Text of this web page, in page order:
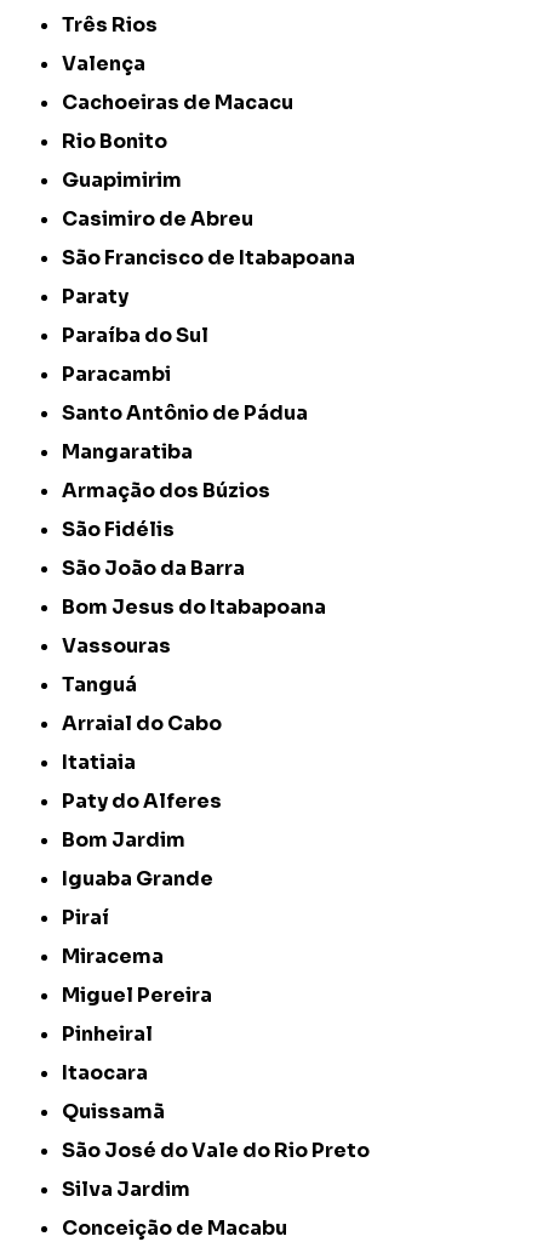
Três Rios
Valença
Cachoeiras de Macacu
Rio Bonito
Guapimirim
Casimiro de Abreu
São Francisco de Itabapoana
Paraty
Paraíba do Sul
Paracambi
Santo Antônio de Pádua
Mangaratiba
Armação dos Búzios
São Fidélis
São João da Barra
Bom Jesus do Itabapoana
Vassouras
Tanguá
Arraial do Cabo
Itatiaia
Paty do Alferes
Bom Jardim
Iguaba Grande
Piraí
Miracema
Miguel Pereira
Pinheiral
Itaocara
Quissamã
São José do Vale do Rio Preto
Silva Jardim
Conceição de Macabu